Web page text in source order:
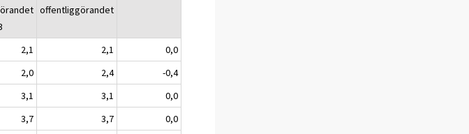
offentliggörandet
2,1 2,1
0,0
2,0 2,4
-0,4
3,1 3,1
0,0
3,7 3,7
0,0